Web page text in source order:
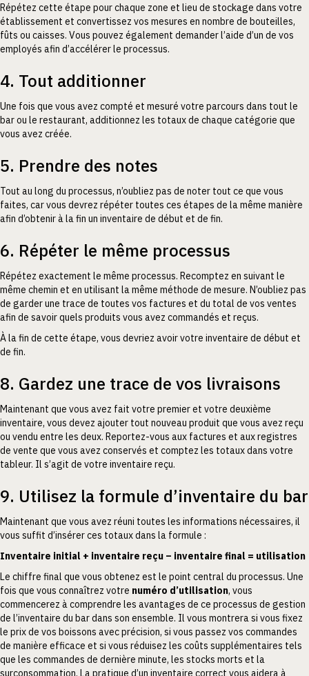
Répétez cette étape pour chaque zone et lieu de stockage dans votre
établissement et convertissez vos mesures en nombre de bouteilles,
fûts ou caisses. Vous pouvez également demander l’aide d’un de vos
employés afin d’accélérer le processus.
4. Tout additionner
Une fois que vous avez compté et mesuré votre parcours dans tout le
bar ou le restaurant, additionnez les totaux de chaque catégorie que
vous avez créée.
5. Prendre des notes
Tout au long du processus, n’oubliez pas de noter tout ce que vous
faites, car vous devrez répéter toutes ces étapes de la même manière
afin d’obtenir à la fin un inventaire de début et de fin.
6. Répéter le même processus
Répétez exactement le même processus. Recomptez en suivant le
même chemin et en utilisant la même méthode de mesure. N’oubliez pas
de garder une trace de toutes vos factures et du total de vos ventes
afin de savoir quels produits vous avez commandés et reçus.
À la fin de cette étape, vous devriez avoir votre inventaire de début et
de fin.
8. Gardez une trace de vos livraisons
Maintenant que vous avez fait votre premier et votre deuxième
inventaire, vous devez ajouter tout nouveau produit que vous avez reçu
ou vendu entre les deux. Reportez-vous aux factures et aux registres
de vente que vous avez conservés et comptez les totaux dans votre
tableur. Il s’agit de votre inventaire reçu.
9. Utilisez la formule d’inventaire du bar
Maintenant que vous avez réuni toutes les informations nécessaires, il
vous suffit d’insérer ces totaux dans la formule :
Inventaire initial + inventaire reçu – inventaire final = utilisation
Le chiffre final que vous obtenez est le point central du processus. Une
fois que vous connaîtrez votre numéro d’utilisation, vous
commencerez à comprendre les avantages de ce processus de gestion
de l’inventaire du bar dans son ensemble. Il vous montrera si vous fixez
le prix de vos boissons avec précision, si vous passez vos commandes
de manière efficace et si vous réduisez les coûts supplémentaires tels
que les commandes de dernière minute, les stocks morts et la
surconsommation. La pratique d’un inventaire correct vous aidera à